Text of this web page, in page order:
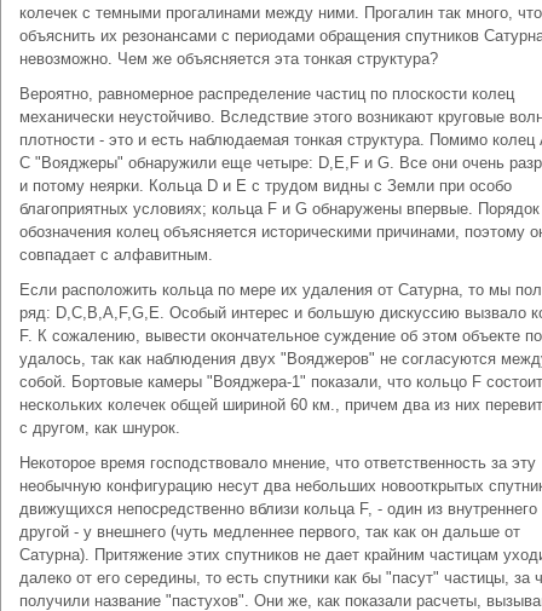
колечек с темными прогалинами между ними. Прогалин так много, что
объяснить их резонансами с периодами обращения спутников
невозможно. Чем же объясняется эта тонкая структура?
Вероятно, равномерное распределение частиц по плоскости колец
механически неустойчиво. Вследствие этого возникают круговые
плотности - это и есть наблюдаемая тонкая структура. Помимо
С "Вояджеры" обнаружили еще четыре: D,E,F и G. Все они очень
и потому неярки. Кольца D и E с трудом видны с Земли при особо
благоприятных условиях; кольца F и G обнаружены впервые. Порядок
обозначения колец объясняется историческими причинами, поэтому
совпадает с алфавитным.
Если расположить кольца по мере их удаления от Сатурна, то мы
ряд: D,C,B,A,F,G,E. Особый интерес и большую дискуссию вызвало
F. К сожалению, вывести окончательное суждение об этом объекте
удалось, так как наблюдения двух "Вояджеров" не согласуются
собой. Бортовые камеры "Вояджера-1" показали, что кольцо F
нескольких колечек общей шириной 60 км., причем два из них
с другом, как шнурок.
Некоторое время господствовало мнение, что ответственность за эту
необычную конфигурацию несут два небольших новооткрытых
движущихся непосредственно вблизи кольца F, - один из внутреннего
другой - у внешнего (чуть медленнее первого, так как он дальше от
Сатурна). Притяжение этих спутников не дает крайним частицам
далеко от его середины, то есть спутники как бы "пасут" частицы, за
получили название "пастухов". Они же, как показали расчеты,